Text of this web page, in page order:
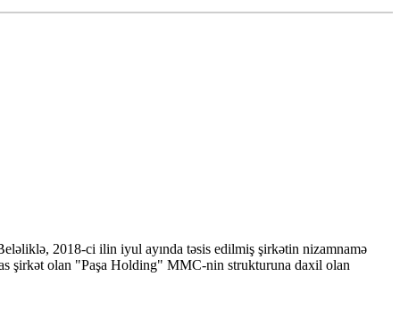
2018-ci ilin iyul ayında təsis edilmiş şirkətin nizamnamə
şirkət olan "Paşa Holding" MMC-nin strukturuna daxil olan